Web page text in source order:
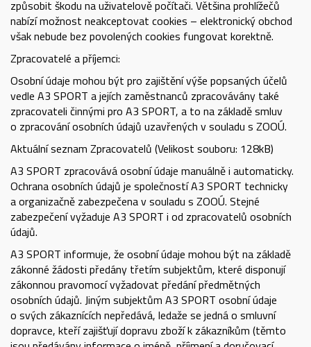
způsobit škodu na uživatelově počítači. Většina prohlížečů
nabízí možnost neakceptovat cookies – elektronický obchod
však nebude bez povolených cookies fungovat korektně.
Zpracovatelé a příjemci:
Osobní údaje mohou být pro zajištění výše popsaných účelů
vedle A3 SPORT a jejích zaměstnanců zpracovávány také
zpracovateli činnými pro A3 SPORT, a to na základě smluv
o zpracování osobních údajů uzavřených v souladu s ZOOÚ.
Aktuální seznam Zpracovatelů (Velikost souboru: 128kB)
A3 SPORT zpracovává osobní údaje manuálně i automaticky.
Ochrana osobních údajů je společností A3 SPORT technicky
a organizačně zabezpečena v souladu s ZOOÚ. Stejné
zabezpečení vyžaduje A3 SPORT i od zpracovatelů osobních
údajů.
A3 SPORT informuje, že osobní údaje mohou být na základě
zákonné žádosti předány třetím subjektům, které disponují
zákonnou pravomocí vyžadovat předání předmětných
osobních údajů. Jiným subjektům A3 SPORT osobní údaje
o svých zákaznících nepředává, ledaže se jedná o smluvní
dopravce, kteří zajišťují dopravu zboží k zákazníkům (těmto